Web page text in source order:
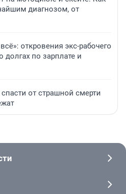
диагнозом, от
откровения экс-рабочего
по зарплате и
от страшной смерти